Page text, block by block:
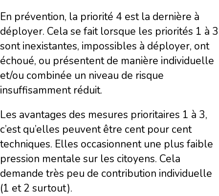
En prévention, la priorité 4 est la dernière à
déployer. Cela se fait lorsque les priorités 1 à 3
sont inexistantes, impossibles à déployer, ont
échoué, ou présentent de manière individuelle
et/ou combinée un niveau de risque
insuffisamment réduit.
Les avantages des mesures prioritaires 1 à 3,
c’est qu’elles peuvent être cent pour cent
techniques. Elles occasionnent une plus faible
pression mentale sur les citoyens. Cela
demande très peu de contribution individuelle
(1 et 2 surtout).